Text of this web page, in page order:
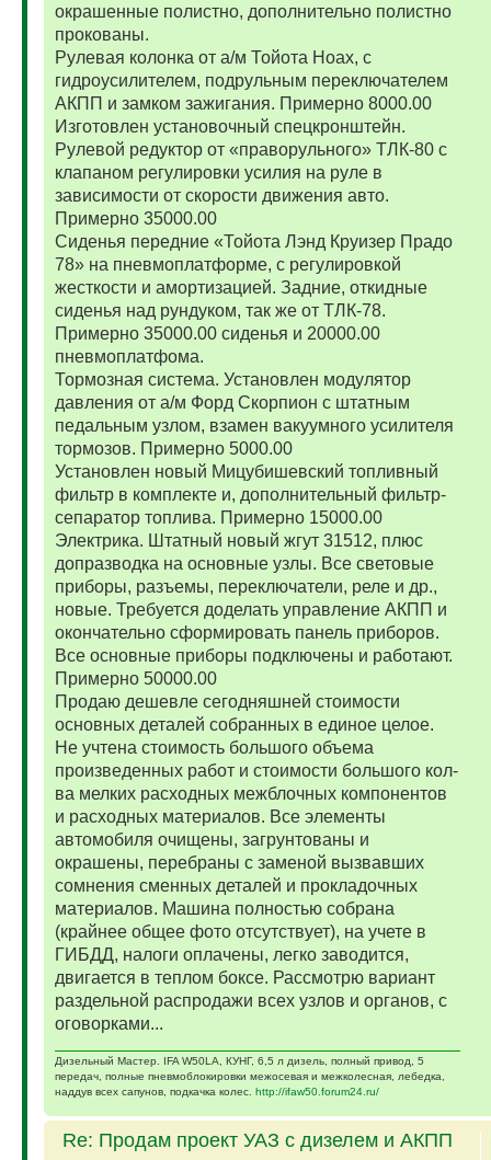
окрашенные полистно, дополнительно полистно
прокованы.
Рулевая колонка от а/м Тойота Ноах, с
гидроусилителем, подрульным переключателем
АКПП и замком зажигания. Примерно 8000.00
Изготовлен установочный спецкронштейн.
Рулевой редуктор от «праворульного» ТЛК-80 с
клапаном регулировки усилия на руле в
зависимости от скорости движения авто.
Примерно 35000.00
Сиденья передние «Тойота Лэнд Круизер Прадо
78» на пневмоплатформе, с регулировкой
жесткости и амортизацией. Задние, откидные
сиденья над рундуком, так же от ТЛК-78.
Примерно 35000.00 сиденья и 20000.00
пневмоплатфома.
Тормозная система. Установлен модулятор
давления от а/м Форд Скорпион с штатным
педальным узлом, взамен вакуумного усилителя
тормозов. Примерно 5000.00
Установлен новый Мицубишевский топливный
фильтр в комплекте и, дополнительный фильтр-
сепаратор топлива. Примерно 15000.00
Электрика. Штатный новый жгут 31512, плюс
допразводка на основные узлы. Все световые
приборы, разъемы, переключатели, реле и др.,
новые. Требуется доделать управление АКПП и
окончательно сформировать панель приборов.
Все основные приборы подключены и работают.
Примерно 50000.00
Продаю дешевле сегодняшней стоимости
основных деталей собранных в единое целое.
Не учтена стоимость большого объема
произведенных работ и стоимости большого кол-
ва мелких расходных межблочных компонентов
и расходных материалов. Все элементы
автомобиля очищены, загрунтованы и
окрашены, перебраны с заменой вызвавших
сомнения сменных деталей и прокладочных
материалов. Машина полностью собрана
(крайнее общее фото отсутствует), на учете в
ГИБДД, налоги оплачены, легко заводится,
двигается в теплом боксе. Рассмотрю вариант
раздельной распродажи всех узлов и органов, с
оговорками...
Дизельный Мастер. IFA W50LA, КУНГ, 6,5 л дизель, полный привод, 5
передач, полные пневмоблокировки межосевая и межколесная, лебедка,
наддув всех сапунов, подкачка колес. http://ifaw50.forum24.ru/
Re: Продам проект УАЗ с дизелем и АКПП